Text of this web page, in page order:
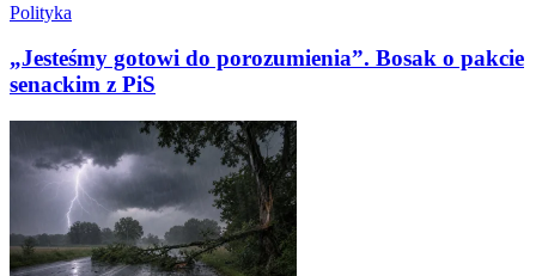
Polityka
„Jesteśmy gotowi do porozumienia”. Bosak o pakcie
senackim z PiS